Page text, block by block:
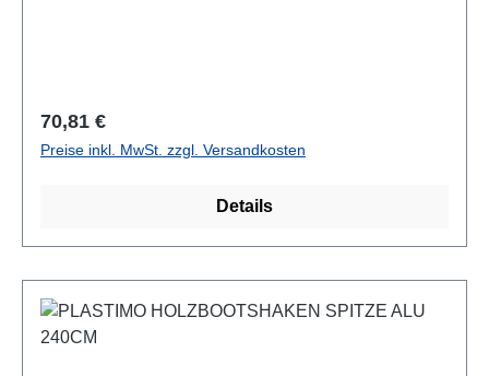
Regulärer Preis:
70,81 €
Preise inkl. MwSt. zzgl. Versandkosten
Details